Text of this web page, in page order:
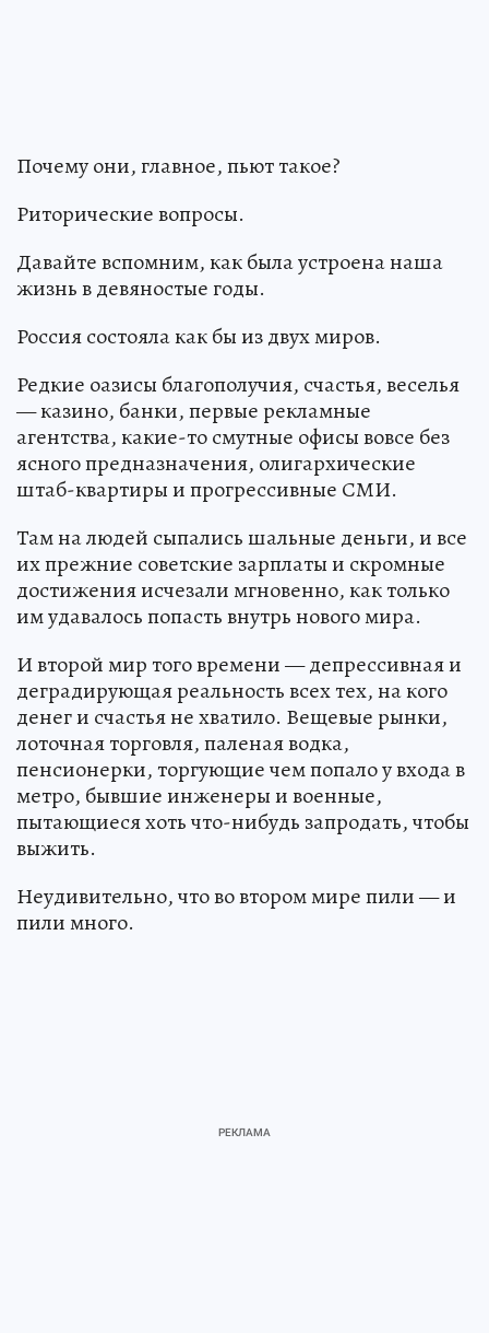
Почему они, главное, пьют такое?
Риторические вопросы.
Давайте вспомним, как была устроена наша
жизнь в девяностые годы.
Россия состояла как бы из двух миров.
Редкие оазисы благополучия, счастья, веселья
— казино, банки, первые рекламные
агентства, какие-то смутные офисы вовсе без
ясного предназначения, олигархические
штаб-квартиры и прогрессивные СМИ.
Там на людей сыпались шальные деньги, и все
их прежние советские зарплаты и скромные
достижения исчезали мгновенно, как только
им удавалось попасть внутрь нового мира.
И второй мир того времени — депрессивная и
деградирующая реальность всех тех, на кого
денег и счастья не хватило. Вещевые рынки,
лоточная торговля, паленая водка,
пенсионерки, торгующие чем попало у входа в
метро, бывшие инженеры и военные,
пытающиеся хоть что-нибудь запродать, чтобы
выжить.
Неудивительно, что во втором мире пили — и
пили много.